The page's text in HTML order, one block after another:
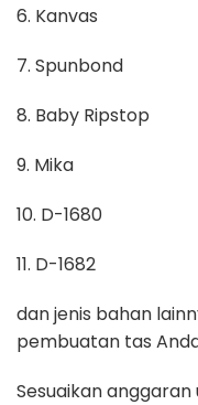
6. Kanvas
7. Spunbond
8. Baby Ripstop
9. Mika
10. D-1680
11. D-1682
dan jenis bahan
pembuatan tas
Sesuaikan